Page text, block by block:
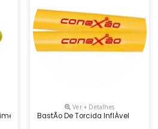
50 X 10 Cm., Cor Personalizada
Ver + Detalhes
BastÃo De Torcida InflÁvel